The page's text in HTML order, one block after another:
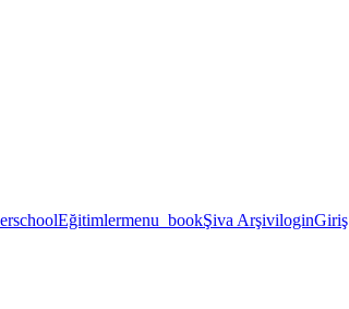
schoolEğitimlermenu_bookŞiva ArşiviloginGiriş